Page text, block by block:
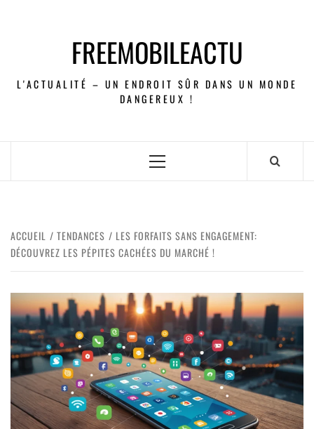
FREEMOBILEACTU
L'ACTUALITÉ – UN ENDROIT SÛR DANS UN MONDE
DANGEREUX !
ACCUEIL TENDANCES
LES FORFAITS SANS ENGAGEMENT:
DÉCOUVREZ LES PÉPITES CACHÉES DU MARCHÉ !